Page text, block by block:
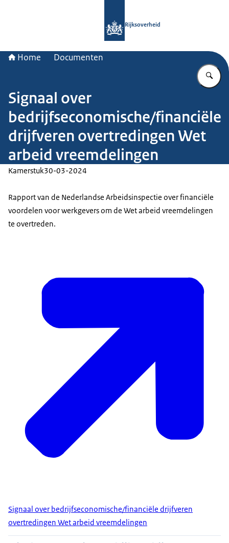
Rijksoverheid
Home Documenten
Signaal over
bedrijfseconomische/financiële
drijfveren overtredingen Wet
arbeid vreemdelingen
Kamerstuk30-03-2024
Rapport van de Nederlandse Arbeidsinspectie over financiële
voordelen voor werkgevers om de Wet arbeid vreemdelingen
te overtreden.
Signaal over bedrijfseconomische/financiële drijfveren
overtredingen Wet arbeid vreemdelingen